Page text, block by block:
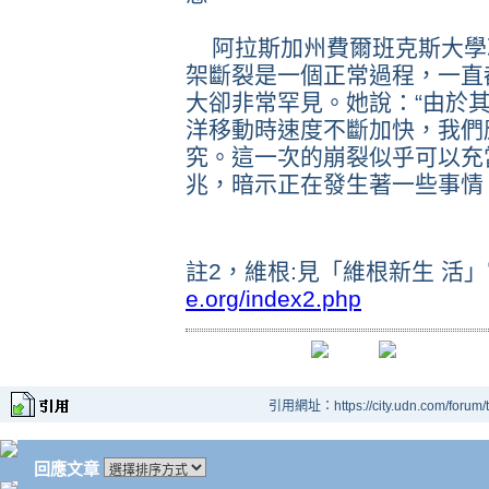
阿拉斯加州費爾班克斯大學
架斷裂是一個正常過程，一
大卻非常罕見。她說：“由於
洋移動時速度不斷加快，我
究。這一次的崩裂似乎可以
兆，暗示正在發生著一些事情
註2，維根:見「維根新生 活
e.org/index2.php
引用網址：https://city.udn.com/
回應文章